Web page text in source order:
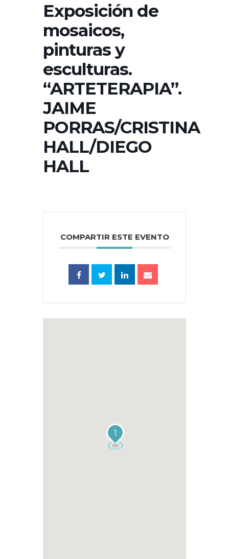
Exposición de
mosaicos,
pinturas y
esculturas.
“ARTETERAPIA”.
JAIME
PORRAS/CRISTINA
HALL/DIEGO
HALL
COMPARTIR ESTE EVENTO
1